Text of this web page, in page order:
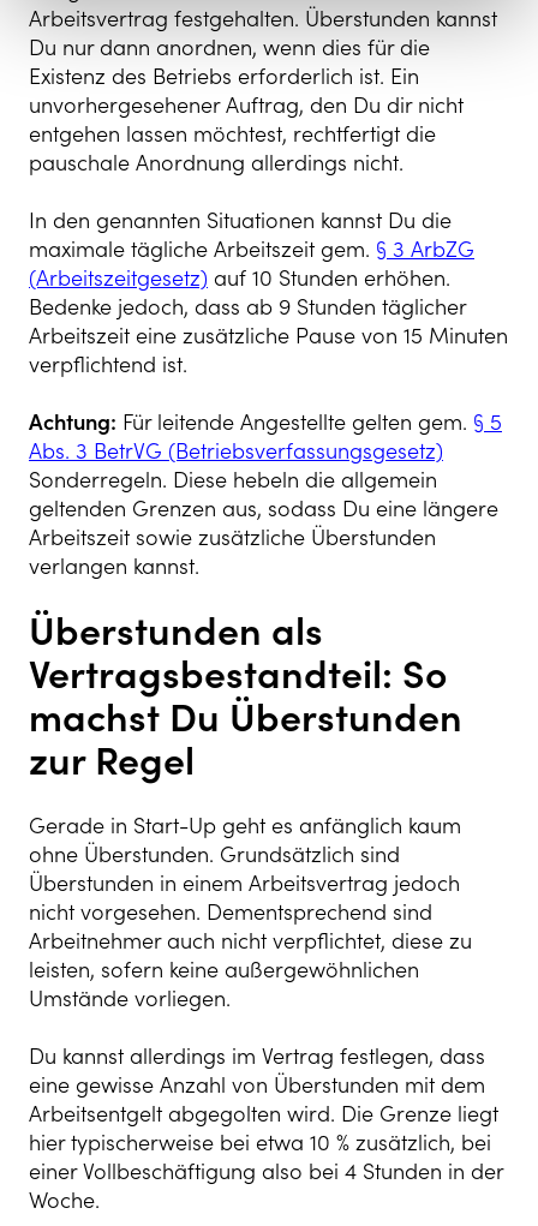
Arbeitsvertrag festgehalten. Überstunden kannst
Du nur dann anordnen, wenn dies für die
Existenz des Betriebs erforderlich ist. Ein
unvorhergesehener Auftrag, den Du dir nicht
entgehen lassen möchtest, rechtfertigt die
pauschale Anordnung allerdings nicht.
In den genannten Situationen kannst Du die
maximale tägliche Arbeitszeit gem. § 3 ArbZG
(Arbeitszeitgesetz) auf 10 Stunden erhöhen.
Bedenke jedoch, dass ab 9 Stunden täglicher
Arbeitszeit eine zusätzliche Pause von 15 Minuten
verpflichtend ist.
Achtung: Für leitende Angestellte gelten gem. § 5
Abs. 3 BetrVG (Betriebsverfassungsgesetz)
Sonderregeln. Diese hebeln die allgemein
geltenden Grenzen aus, sodass Du eine längere
Arbeitszeit sowie zusätzliche Überstunden
verlangen kannst.
Überstunden als
Vertragsbestandteil: So
machst Du Überstunden
zur Regel
Gerade in Start-Up geht es anfänglich kaum
ohne Überstunden. Grundsätzlich sind
Überstunden in einem Arbeitsvertrag jedoch
nicht vorgesehen. Dementsprechend sind
Arbeitnehmer auch nicht verpflichtet, diese zu
leisten, sofern keine außergewöhnlichen
Umstände vorliegen.
Du kannst allerdings im Vertrag festlegen, dass
eine gewisse Anzahl von Überstunden mit dem
Arbeitsentgelt abgegolten wird. Die Grenze liegt
hier typischerweise bei etwa 10 % zusätzlich, bei
einer Vollbeschäftigung also bei 4 Stunden in der
Woche.